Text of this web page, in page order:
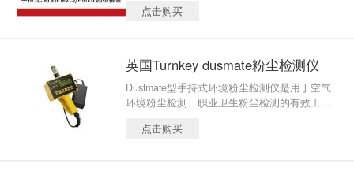
点击购买
英国Turnkey dusmate粉尘检测仪
Dustmate型手持式环境粉尘检测仪是用于空气
环境粉尘检测、职业卫生粉尘检测的有效工
点击购买